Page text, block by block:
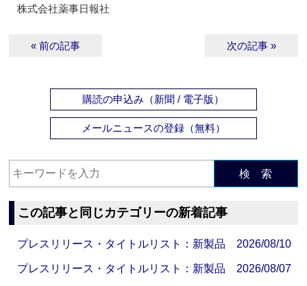
株式会社薬事日報社
« 前の記事 次の記事 »
購読の申込み（新聞 / 電子版）
メールニュースの登録（無料）
検 索
この記事と同じカテゴリーの新着記事
プレスリリース・タイトルリスト：新製品 2026/08/10
プレスリリース・タイトルリスト：新製品 2026/08/07